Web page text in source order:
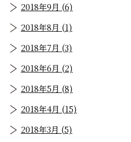
2018年9月 (6)
2018年8月 (1)
2018年7月 (3)
2018年6月 (2)
2018年5月 (8)
2018年4月 (15)
2018年3月 (5)